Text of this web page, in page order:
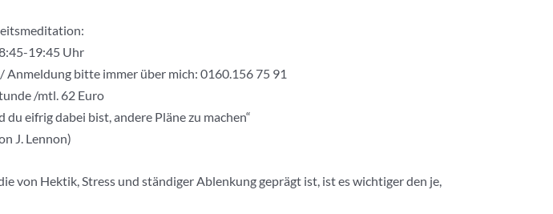
19:45 Uhr
Anmeldung bitte immer über mich: 0160.156 75 91
/mtl. 62 Euro
du eifrig dabei bist, andere Pläne zu machen“
J. Lennon)
von Hektik, Stress und ständiger Ablenkung geprägt ist, ist es wichtiger den je,